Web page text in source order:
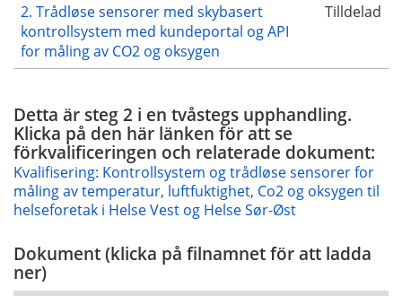
2. Trådløse sensorer med skybasert
kontrollsystem med kundeportal og API
for måling av CO2 og oksygen
Tilldelad
Detta är steg 2 i en tvåstegs upphandling.
Klicka på den här länken för att se
förkvalificeringen och relaterade dokument:
Kvalifisering: Kontrollsystem og trådløse sensorer for
måling av temperatur, luftfuktighet, Co2 og oksygen til
helseforetak i Helse Vest og Helse Sør-Øst
Dokument (klicka på filnamnet för att ladda
ner)